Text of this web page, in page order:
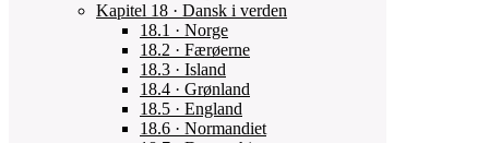
Kapitel 18 · Dansk i verden
18.1 · Norge
18.2 · Færøerne
18.3 · Island
18.4 · Grønland
18.5 · England
18.6 · Normandiet